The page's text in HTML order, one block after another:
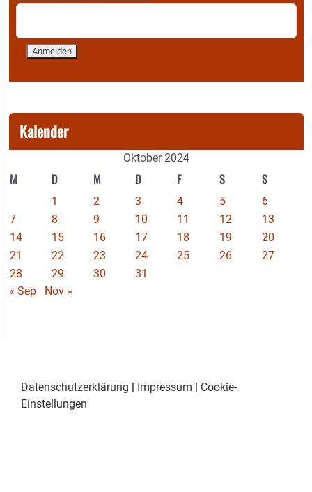
Kalender
Oktober 2024
M D M D F S S
1 2 3 4 5
6
7
8 9 10 11 12
13
14
15 16 17 18 19
20
21
22 23 24 25 26
27
28
29 30
31
« Sep
Nov »
Datenschutzerklärung | Impressum | Cookie-
Einstellungen